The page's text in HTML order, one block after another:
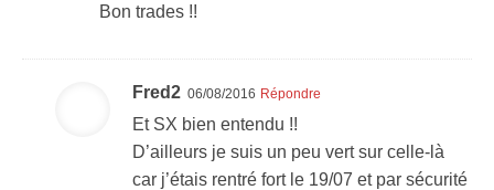
Bon trades !!
Fred2 06/08/2016 Répondre
Et SX bien entendu !!
D’ailleurs je suis un peu vert sur celle-là
car j’étais rentré fort le 19/07 et par sécurité